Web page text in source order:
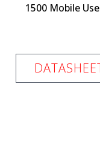
1500 Mobile